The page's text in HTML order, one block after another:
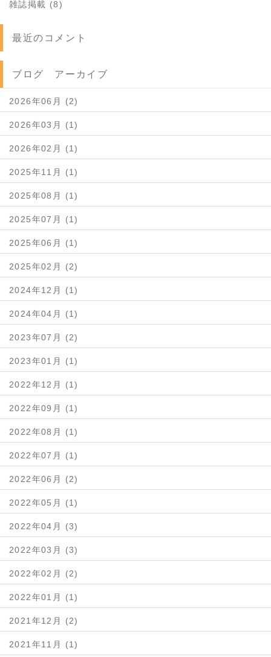
雑誌掲載 (8)
最近のコメント
ブログ アーカイブ
2026年06月 (2)
2026年03月 (1)
2026年02月 (1)
2025年11月 (1)
2025年08月 (1)
2025年07月 (1)
2025年06月 (1)
2025年02月 (2)
2024年12月 (1)
2024年04月 (1)
2023年07月 (2)
2023年01月 (1)
2022年12月 (1)
2022年09月 (1)
2022年08月 (1)
2022年07月 (1)
2022年06月 (2)
2022年05月 (1)
2022年04月 (3)
2022年03月 (3)
2022年02月 (2)
2022年01月 (1)
2021年12月 (2)
2021年11月 (1)